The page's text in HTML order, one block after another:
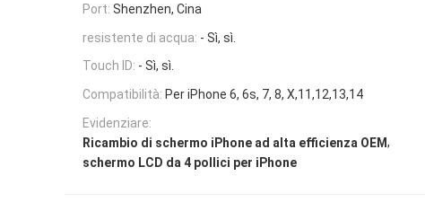
Port: Shenzhen, Cina
resistente di acqua: - Sì, sì.
Touch ID: - Sì, sì.
Compatibilità: Per iPhone 6, 6s, 7, 8, X,11,12,13,14
Evidenziare:
Ricambio di schermo iPhone ad alta efficienza OEM,
schermo LCD da 4 pollici per iPhone